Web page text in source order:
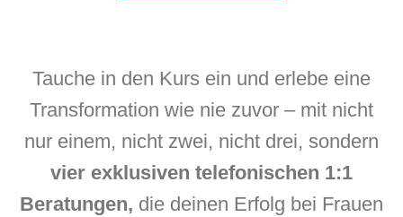
Tauche in den Kurs ein und erlebe eine
Transformation wie nie zuvor – mit nicht
nur einem, nicht zwei, nicht drei, sondern
vier exklusiven telefonischen 1:1
Beratungen, die deinen Erfolg bei Frauen